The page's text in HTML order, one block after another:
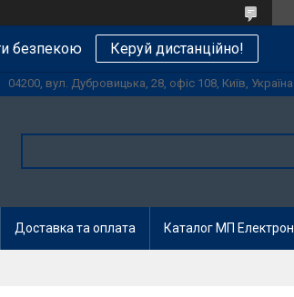
безпекою Керуй дистанційно!
04200, вул. Дубровицька, 28, офіс 108, Київ, Україна
Доставка та оплата Каталог МП Електрон